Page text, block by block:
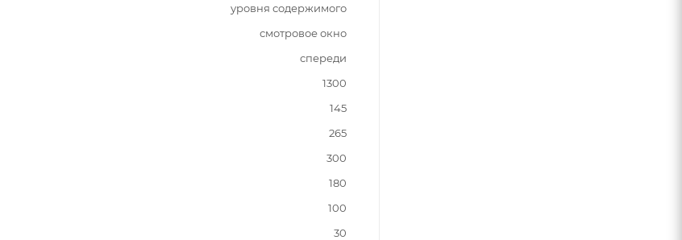
уровня содержимого
смотровое окно
спереди
1300
145
265
300
180
100
30